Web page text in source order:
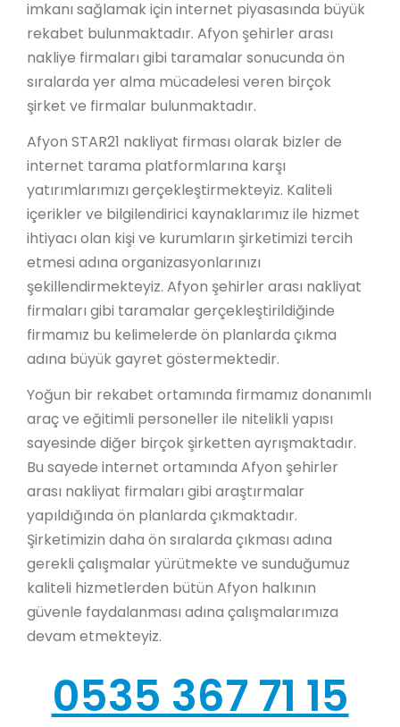
imkanı sağlamak için internet piyasasında büyük
rekabet bulunmaktadır. Afyon şehirler arası
nakliye firmaları gibi taramalar sonucunda ön
sıralarda yer alma mücadelesi veren birçok
şirket ve firmalar bulunmaktadır.
Afyon STAR21 nakliyat firması olarak bizler de
internet tarama platformlarına karşı
yatırımlarımızı gerçekleştirmekteyiz. Kaliteli
içerikler ve bilgilendirici kaynaklarımız ile hizmet
ihtiyacı olan kişi ve kurumların şirketimizi tercih
etmesi adına organizasyonlarınızı
şekillendirmekteyiz. Afyon şehirler arası nakliyat
firmaları gibi taramalar gerçekleştirildiğinde
firmamız bu kelimelerde ön planlarda çıkma
adına büyük gayret göstermektedir.
Yoğun bir rekabet ortamında firmamız donanımlı
araç ve eğitimli personeller ile nitelikli yapısı
sayesinde diğer birçok şirketten ayrışmaktadır.
Bu sayede internet ortamında Afyon şehirler
arası nakliyat firmaları gibi araştırmalar
yapıldığında ön planlarda çıkmaktadır.
Şirketimizin daha ön sıralarda çıkması adına
gerekli çalışmalar yürütmekte ve sunduğumuz
kaliteli hizmetlerden bütün Afyon halkının
güvenle faydalanması adına çalışmalarımıza
devam etmekteyiz.
0535 367 71 15